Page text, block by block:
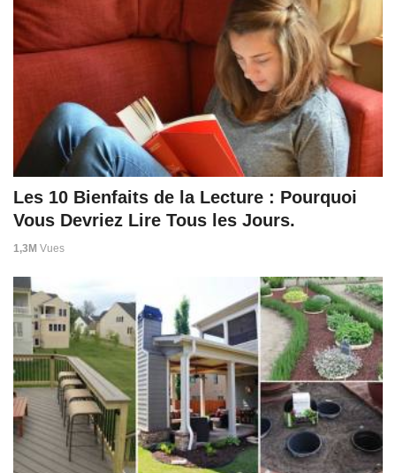
Les 10 Bienfaits de la Lecture : Pourquoi
Vous Devriez Lire Tous les Jours.
1,3M Vues